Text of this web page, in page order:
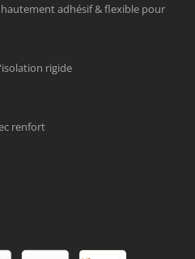
hautement adhésif & flexible pour
rigide
renfort